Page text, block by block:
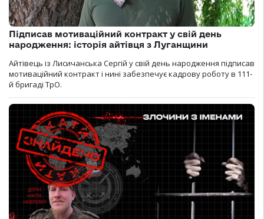
Підписав мотиваційний контракт у свій день
народження: історія айтівця з Луганщини
Айтівець із Лисичанська Сергій у свій день народження підписав
мотиваційний контракт і нині забезпечує кадрову роботу в 111-
й бригаді ТрО.